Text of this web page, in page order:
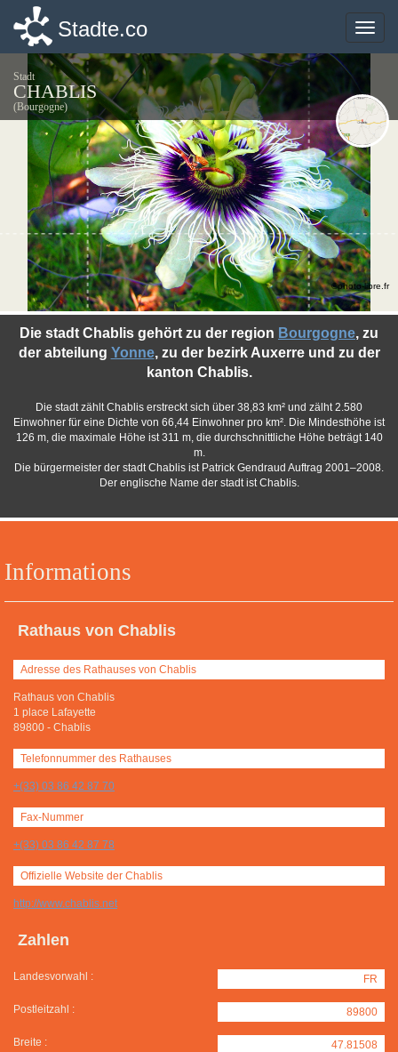
Toggle
Stadte.co
Stadt
CHABLIS
(Bourgogne)
Informations
Rathaus von Chablis
Adresse des Rathauses von Chablis
Rathaus von Chablis
1 place Lafayette
89800 - Chablis
Telefonnummer des Rathauses
+(33) 03 86 42 87 70
Fax-Nummer
+(33) 03 86 42 87 78
Offizielle Website der Chablis
http://www.chablis.net
Zahlen
Landesvorwahl : FR
Postleitzahl : 89800
Breite : 47.81508
Die stadt Chablis gehört zu der region Bourgogne, zu
der abteilung Yonne, zu der bezirk Auxerre und zu der
kanton Chablis.
Die stadt zählt Chablis erstreckt sich über 38,83 km² und zälht 2.580
Einwohner für eine Dichte von 66,44 Einwohner pro km². Die Mindesthöhe ist
126 m, die maximale Höhe ist 311 m, die durchschnittliche Höhe beträgt 140
m.
Die bürgermeister der stadt Chablis ist Patrick Gendraud Auftrag 2001–2008.
Der englische Name der stadt ist Chablis.
©photo-libre.fr
Toggle
Stadte.co